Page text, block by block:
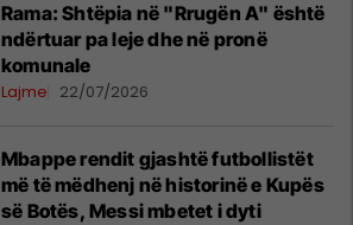
Rama: Shtëpia në "Rrugën A" është
ndërtuar pa leje dhe në pronë
komunale
Lajme 22/07/2026
Mbappe rendit gjashtë futbollistët
më të mëdhenj në historinë e Kupës
së Botës, Messi mbetet i dyti